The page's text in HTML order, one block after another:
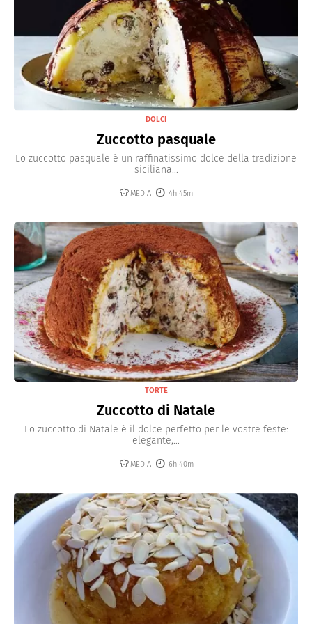
DOLCI
Zuccotto pasquale
Lo zuccotto pasquale è un raffinatissimo dolce della tradizione
siciliana...
MEDIA 4h 45m
TORTE
Zuccotto di Natale
Lo zuccotto di Natale è il dolce perfetto per le vostre feste:
elegante,...
MEDIA 6h 40m